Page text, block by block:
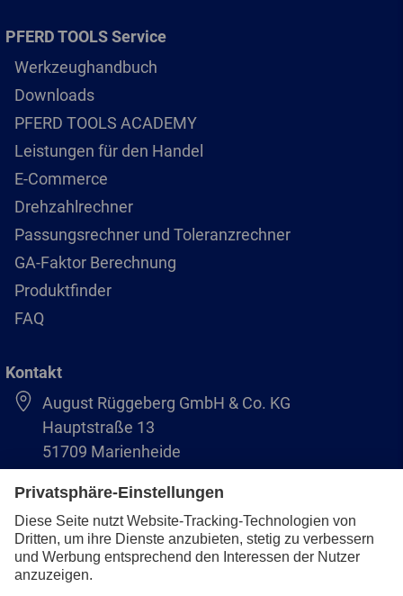
PFERD TOOLS Service
Werkzeughandbuch
Downloads
PFERD TOOLS ACADEMY
Leistungen für den Handel
E-Commerce
Drehzahlrechner
Passungsrechner und Toleranzrechner
GA-Faktor Berechnung
Produktfinder
FAQ
Kontakt
August Rüggeberg GmbH & Co. KG
Hauptstraße 13
51709 Marienheide
+49 2264 9-0
info@pferd.com
+49 2264 9-400